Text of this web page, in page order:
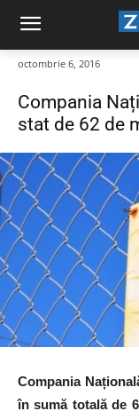
octombrie 6, 2016
Compania
stat de 62 de
Compania
în sumă totală de